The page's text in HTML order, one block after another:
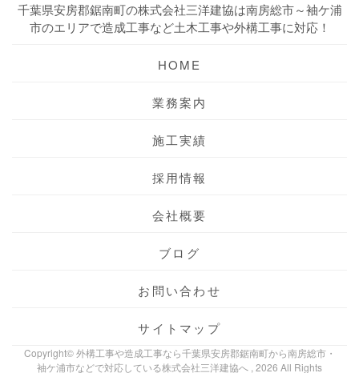
千葉県安房郡鋸南町の株式会社三洋建協は南房総市～袖ケ浦
市のエリアで造成工事など土木工事や外構工事に対応！
HOME
業務案内
施工実績
採用情報
会社概要
ブログ
お問い合わせ
サイトマップ
Copyright© 外構工事や造成工事なら千葉県安房郡鋸南町から南房総市・
袖ケ浦市などで対応している株式会社三洋建協へ , 2026 All Rights